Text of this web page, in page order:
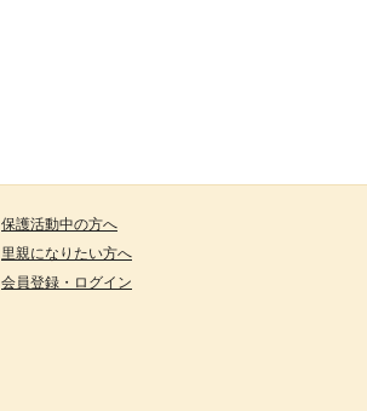
保護活動中の方へ
里親になりたい方へ
会員登録・ログイン